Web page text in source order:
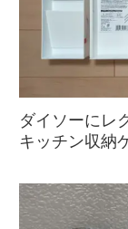
ダイソーにレ
キッチン収納